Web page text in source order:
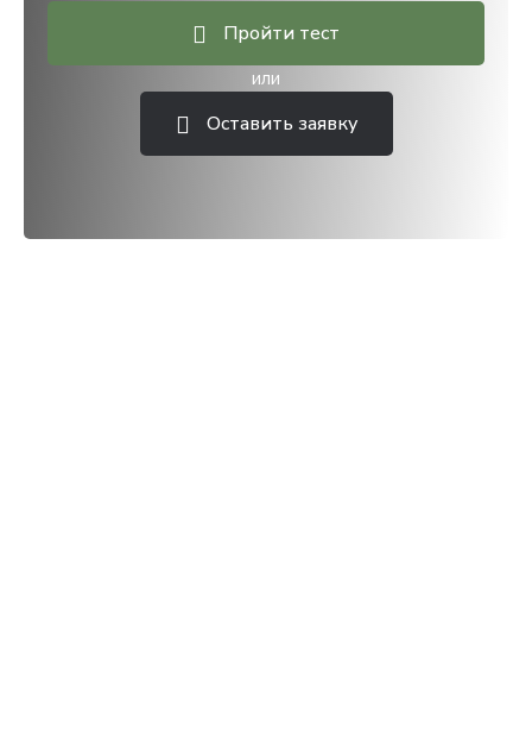
Пройти тест
или
Оставить заявку